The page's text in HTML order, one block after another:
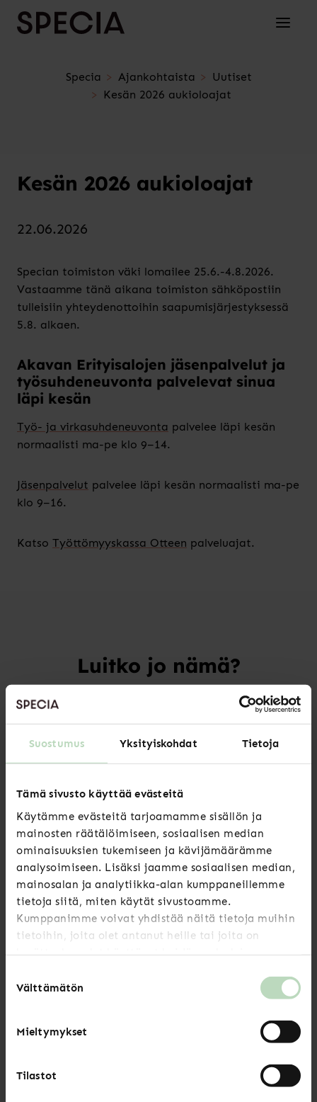
Suostumus Yksityiskohdat Tietoja
Tämä sivusto käyttää evästeitä
Käytämme evästeitä tarjoamamme sisällön ja
mainosten räätälöimiseen, sosiaalisen median
ominaisuuksien tukemiseen ja kävijämäärämme
analysoimiseen. Lisäksi jaamme sosiaalisen median,
mainosalan ja analytiikka-alan kumppaneillemme
tietoja siitä, miten käytät sivustoamme.
Kumppanimme voivat yhdistää näitä tietoja muihin
tietoihin, joita olet antanut heille tai joita on
kerätty, kun olet käyttänyt heidän palvelujaan.
valinta
Välttämätön
Mieltymykset
Tilastot
Siirry sisältöön Avaa/
Specia Ajankohtaista
Uutiset
Kesän 2026 aukioloajat
Kesän 2026 aukioloajat
22.06.2026
Specian toimiston väki lomailee 25.6.-4.8.2026.
Vastaamme tänä aikana toimiston sähköpostiin
tulleisiin yhteydenottoihin saapumisjärjestyksessä
5.8. alkaen.
Akavan Erityisalojen jäsenpalvelut ja
työsuhdeneuvonta palvelevat sinua
läpi kesän
Työ- ja virkasuhdeneuvonta palvelee läpi kesän
normaalisti ma-pe klo 9–14.
Jäsenpalvelut palvelee läpi kesän normaalisti ma-pe
klo 9–16.
Katso Työttömyyskassa Otteen palveluajat.
Luitko jo nämä?
Sote-järjestöjen leikkausten vaikutukset
Uutiset
HR-ammattilaiset ylpeitä työstään,
mutta strateginen rooli jää toteutumatta
Uutiset
Asiakasmäärät kasvoivat, työaika